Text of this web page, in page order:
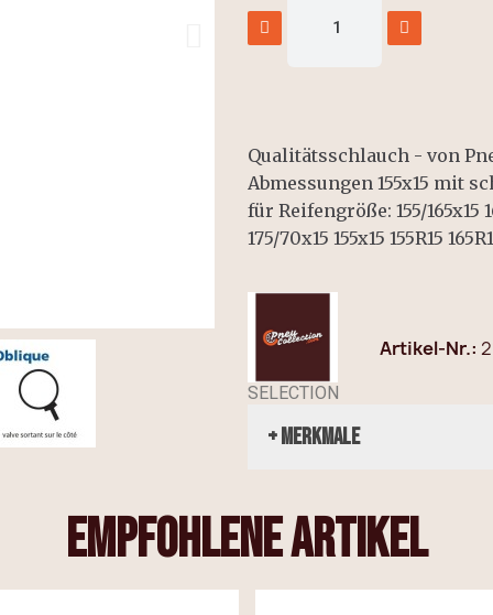
Qualitätsschlauch - von
Abmessungen 155x15 mit
für Reifengröße: 155/165x15
175/70x15 155x15 155R15
SELECTION
Artikel-Nr.
+ Merkmale
empfohlene Artikel